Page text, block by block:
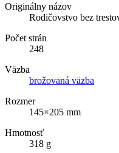
Originálny názov
Rodičovstvo bez
Počet strán
248
Väzba
brožovaná väzba
Rozmer
145×205 mm
Hmotnosť
318 g